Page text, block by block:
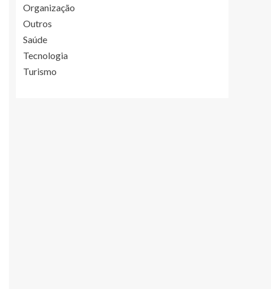
Organização
Outros
Saúde
Tecnologia
Turismo